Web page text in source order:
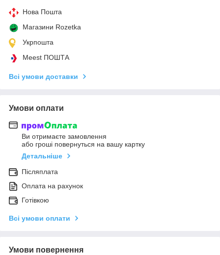
Нова Пошта
Магазини Rozetka
Укрпошта
Meest ПОШТА
Всі умови доставки
Умови оплати
Ви отримаєте замовлення
або гроші повернуться на вашу картку
Детальніше
Післяплата
Оплата на рахунок
Готівкою
Всі умови оплати
Умови повернення